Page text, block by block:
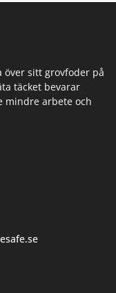
över sitt grovfoder på
täcket bevarar
mindre arbete och